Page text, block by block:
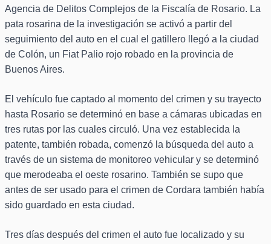
Agencia de Delitos Complejos de la Fiscalía de Rosario. La
pata rosarina de la investigación se activó a partir del
seguimiento del auto en el cual el gatillero llegó a la ciudad
de Colón, un Fiat Palio rojo robado en la provincia de
Buenos Aires.
El vehículo fue captado al momento del crimen y su trayecto
hasta Rosario se determinó en base a cámaras ubicadas en
tres rutas por las cuales circuló. Una vez establecida la
patente, también robada, comenzó la búsqueda del auto a
través de un sistema de monitoreo vehicular y se determinó
que merodeaba el oeste rosarino. También se supo que
antes de ser usado para el crimen de Cordara también había
sido guardado en esta ciudad.
Tres días después del crimen el auto fue localizado y su